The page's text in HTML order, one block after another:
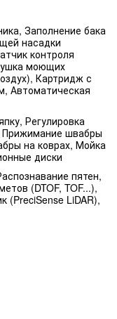
Заполнение бака
насадки
контроля
моющих
Картридж с
Автоматическая
Регулировка
Прижимание швабры
на коврах, Мойка
диски
пятен,
(DTOF, TOF...),
(PreciSense LiDAR),